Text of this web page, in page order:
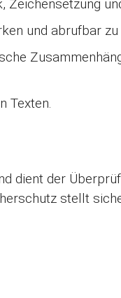
Zeichensetzung
und abrufbar
Texten.
dient der
stellt